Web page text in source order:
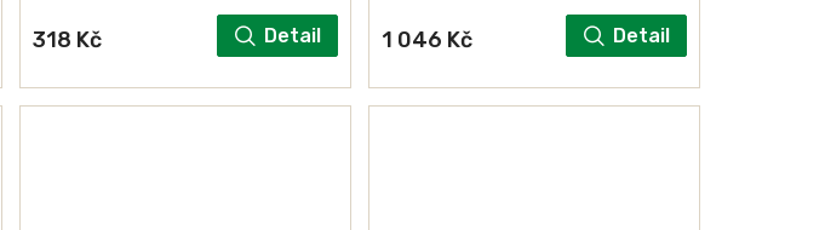
318 Kč Detail 1 046 Kč Detail